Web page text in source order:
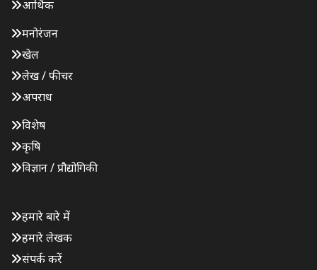
आर्थिक
मनोरंजन
खेल
लेख / फीचर
अपराध
विशेष
कृषि
विज्ञान / प्रौद्योगिकी
हमारे बारे में
हमारे लेखक
संपर्क करें